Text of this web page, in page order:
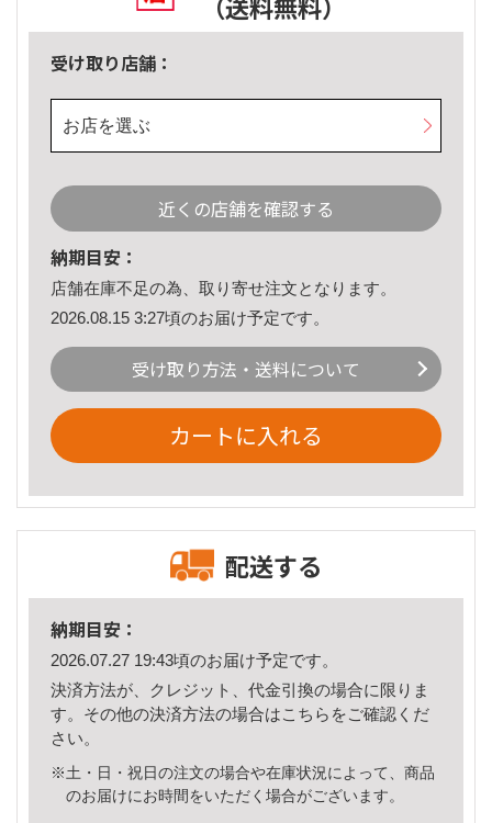
受け取り店舗：
お店を選ぶ
近くの店舗を確認する
納期目安：
店舗在庫不足の為、取り寄せ注文となります。
2026.08.15 3:27頃のお届け予定です。
受け取り方法・送料について
カートに入れる
配送する
納期目安：
2026.07.27 19:43頃のお届け予定です。
決済方法が、クレジット、代金引換の場合に限りま
す。その他の決済方法の場合はこちら をご確認くだ
さい。
※土・日・祝日の注文の場合や在庫状況によって、商品
のお届けにお時間をいただく場合がございます。